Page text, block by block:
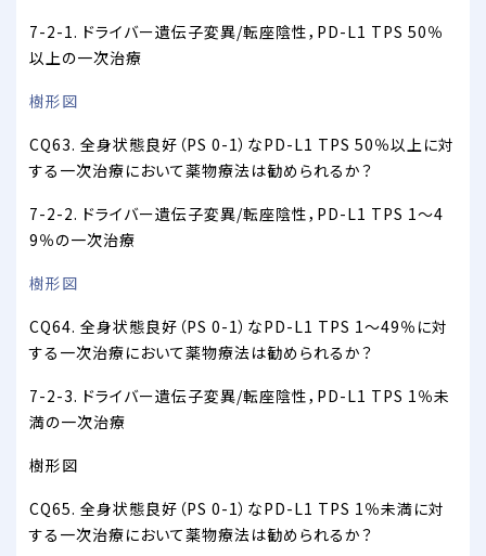
7-2-1. ドライバー遺伝子変異/転座陰性，PD-L1 TPS 50％
以上の一次治療
樹形図
CQ63. 全身状態良好（PS 0-1）なPD-L1 TPS 50％以上に対
する一次治療において薬物療法は勧められるか？
7-2-2. ドライバー遺伝子変異/転座陰性，PD-L1 TPS 1～4
9％の一次治療
樹形図
CQ64. 全身状態良好（PS 0-1）なPD-L1 TPS 1～49％に対
する一次治療において薬物療法は勧められるか？
7-2-3. ドライバー遺伝子変異/転座陰性，PD-L1 TPS 1％未
満の一次治療
樹形図
CQ65. 全身状態良好（PS 0-1）なPD-L1 TPS 1％未満に対
する一次治療において薬物療法は勧められるか？